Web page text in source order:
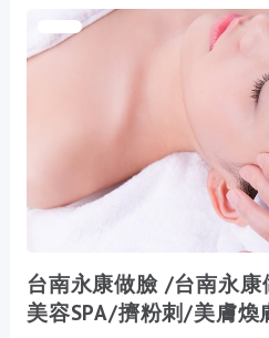
台南永康做臉 /台南永
美容SPA/擠粉刺/美膚煥